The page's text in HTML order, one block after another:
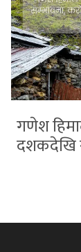
गणेश
दशकदेखि